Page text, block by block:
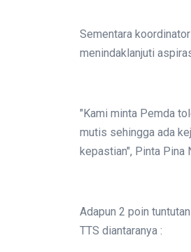
Sementara
menindaklanjuti
"Kami minta Pemda
mutis sehingga ada
kepastian", Pinta Pina
Adapun 2 poin
TTS diantaranya :